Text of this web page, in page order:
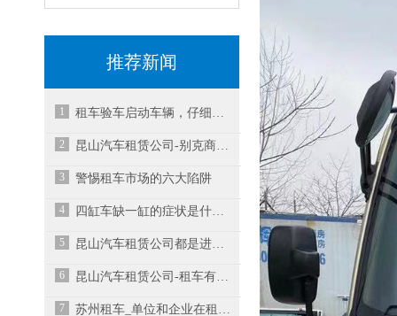
推荐新闻
1 租车验车启动车辆，仔细察看仪表和警告信号
2 昆山汽车租赁公司-别克商务车租赁价格是多少？
3 警惕租车市场的六大陷阱
4 四缸车缺一缸的症状是什么？
5 昆山汽车租赁公司都是进行哪些车出租收益大呢？
6 昆山汽车租赁公司-租车有多少隐形套路？
7 苏州租车_单位和企业在租车时应该注意什么？